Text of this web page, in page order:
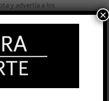
y advertía a los
a sus tobillos;
un auto deportivo
esquina. Estas
suponen
del polifacétic...
×